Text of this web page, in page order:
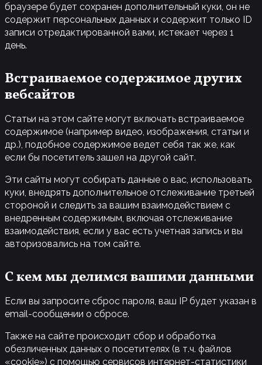
браузере будет сохранен дополнительный куки, он не
содержит персональных данных и содержит только ID
записи отредактированной вами, истекает через 1
день.
Встраиваемое содержимое других
вебсайтов
Статьи на этом сайте могут включать встраиваемое
содержимое (например видео, изображения, статьи и
др.), подобное содержимое ведет себя так же, как
если бы посетитель зашел на другой сайт.
Эти сайты могут собирать данные о вас, использовать
куки, внедрять дополнительное отслеживание третьей
стороной и следить за вашим взаимодействием с
внедренным содержимым, включая отслеживание
взаимодействия, если у вас есть учетная запись и вы
авторизовались на том сайте.
С кем мы делимся вашими данными
Если вы запросите сброс пароля, ваш IP будет указан в
email-сообщении о сбросе.
Также на сайте происходит сбор и обработка
обезличенных данных о посетителях (в т.ч. файлов
«cookie») с помощью сервисов интернет-статистики